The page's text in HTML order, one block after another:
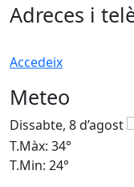
Adreces i
Accedeix
Meteo
Dissabte, 8 d’agost
T.Màx: 34°
T.Min: 24°